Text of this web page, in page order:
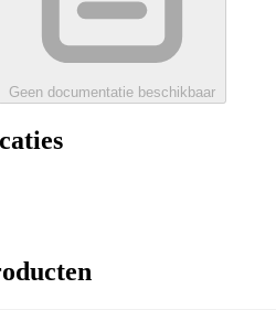
Geen documentatie beschikbaar